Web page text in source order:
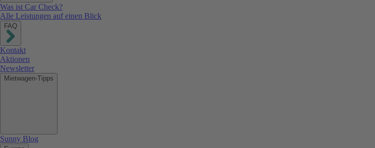
Was ist Car Check?
Alle Leistungen auf einen Blick
FAQ
Kontakt
Aktionen
Newsletter
Mietwagen-Tipps
Sunny Blog